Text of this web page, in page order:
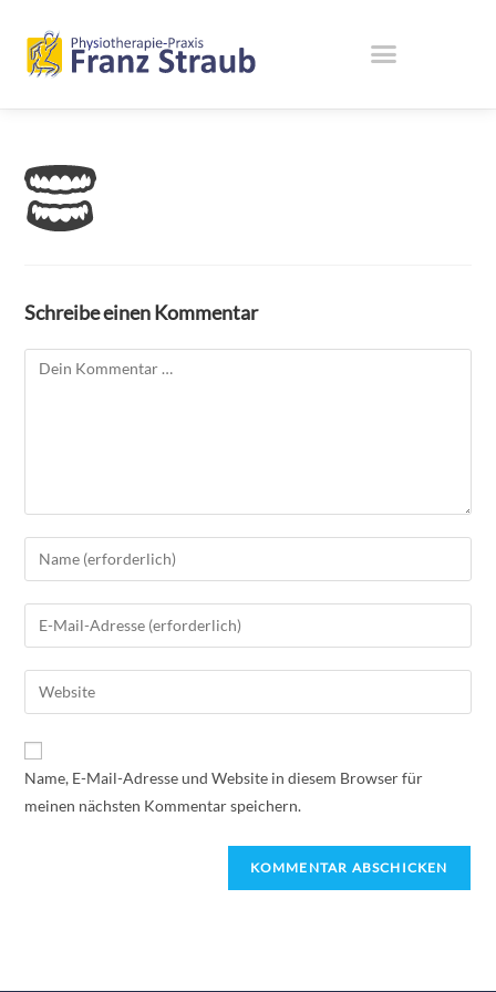
Schreibe einen Kommentar
Name, E-Mail-Adresse und Website in diesem Browser für
meinen nächsten Kommentar speichern.